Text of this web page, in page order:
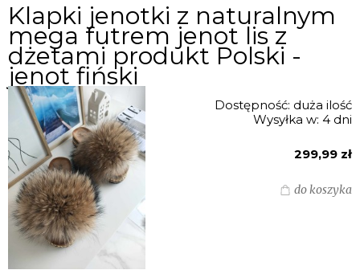
Klapki jenotki z naturalnym
mega futrem jenot lis z
dżetami produkt Polski -
jenot fiński
Dostępność: duża ilość
Wysyłka w: 4 dni
299,99 zł
do koszyka